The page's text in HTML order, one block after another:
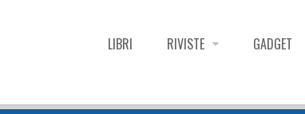
LIBRI RIVISTE GADGET